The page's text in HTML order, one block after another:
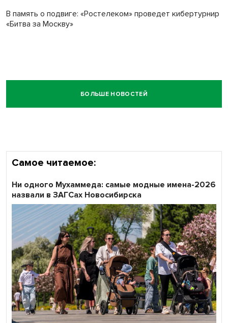
В память о подвиге: «Ростелеком» проведет кибертурнир
«Битва за Москву»
БОЛЬШЕ НОВОСТЕЙ
Самое читаемое:
Ни одного Мухаммеда: самые модные имена-2026
назвали в ЗАГСах Новосибирска